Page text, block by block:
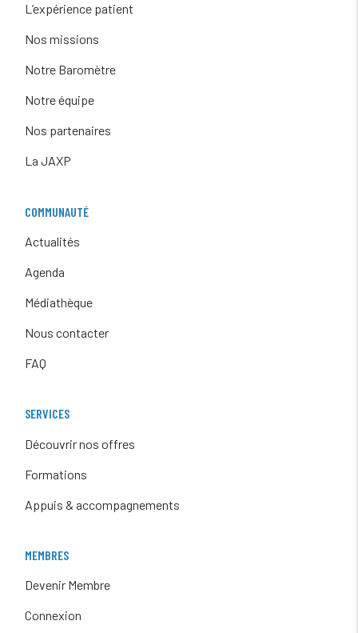
L’expérience patient
Nos missions
Notre Baromètre
Notre équipe
Nos partenaires
La JAXP
COMMUNAUTÉ
Actualités
Agenda
Médiathèque
Nous contacter
FAQ
SERVICES
Découvrir nos offres
Formations
Appuis & accompagnements
MEMBRES
Devenir Membre
Connexion